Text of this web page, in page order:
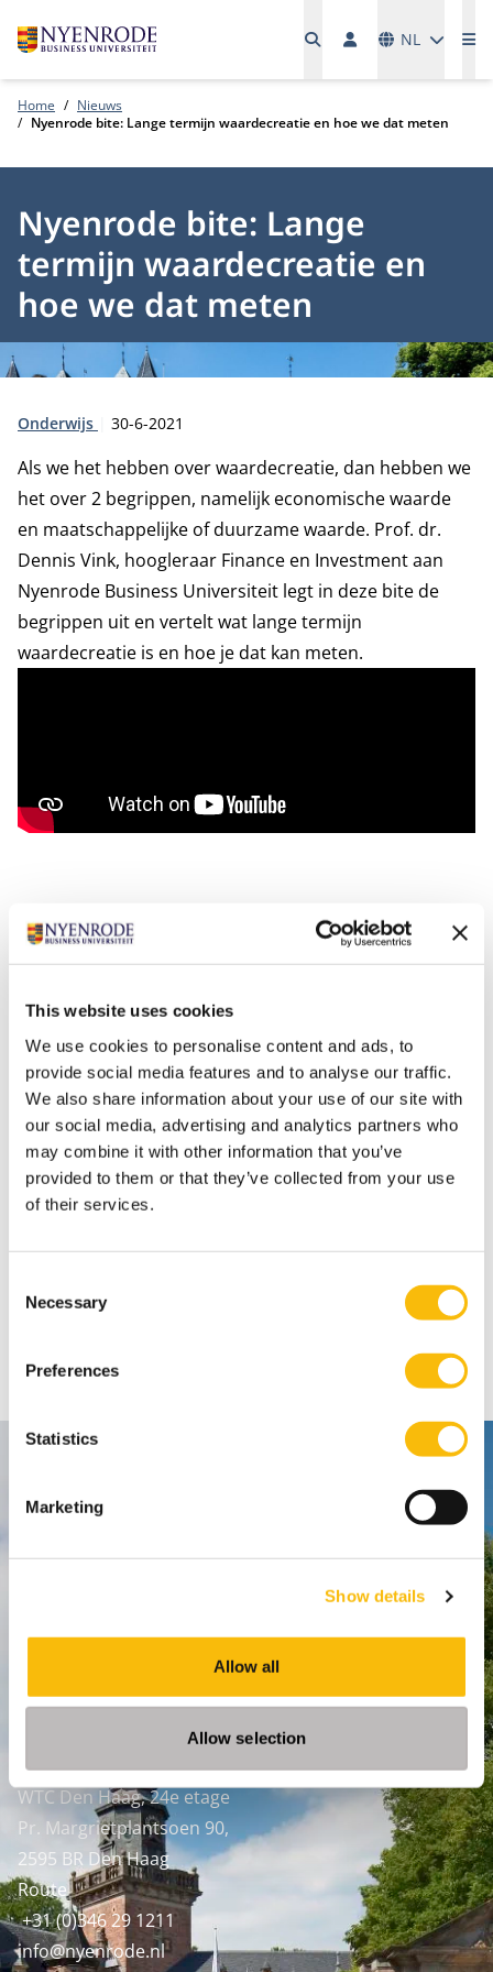
This website uses cookies
We use cookies to personalise content and ads, to
provide social media features and to analyse our traffic.
We also share information about your use of our site with
our social media, advertising and analytics partners who
may combine it with other information that you’ve
provided to them or that they’ve collected from your use
of their services.
Selection
Necessary
Preferences
Statistics
Marketing
Show details
Allow all
Allow selection
NL
Home
Nieuws
Nyenrode bite: Lange termijn waardecreatie en hoe we dat meten
Nyenrode bite: Lange
termijn waardecreatie en
hoe we dat meten
Type:
Onderwijs Publicatiedatum:
30-6-2021
Als we het hebben over waardecreatie, dan hebben we
het over 2 begrippen, namelijk economische waarde
en maatschappelijke of duurzame waarde. Prof. dr.
Dennis Vink, hoogleraar Finance en Investment aan
Nyenrode Business Universiteit legt in deze bite de
begrippen uit en vertelt wat lange termijn
waardecreatie is en hoe je dat kan meten.
Tags
Deel
Nyenrode Business Universiteit
P.O. Box 130, 3620 AC Breukelen
Amsterdam:
Keizersgracht 285, 1016 ED A'dam
SPO Den Haag:
WTC Den Haag, 24e etage
Pr. Margrietplantsoen 90,
2595 BR Den Haag
Route
+31 (0)346 29 1211
info@nyenrode.nl